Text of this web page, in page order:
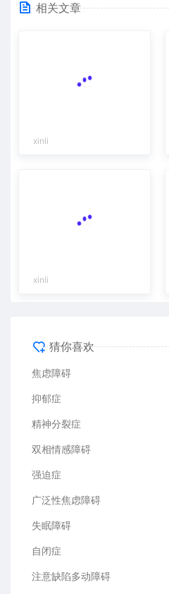
相关文章
xinli
xinli
猜你喜欢
焦虑障碍
抑郁症
精神分裂症
双相情感障碍
强迫症
广泛性焦虑障碍
失眠障碍
自闭症
注意缺陷多动障碍